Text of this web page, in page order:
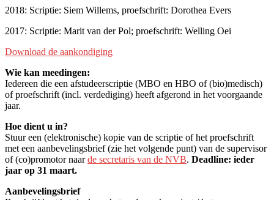
2018: Scriptie: Siem Willems, proefschrift: Dorothea Evers
2017: Scriptie: Marit van der Pol; proefschrift: Welling Oei
Download de aankondiging
Wie kan meedingen:
Iedereen die een afstudeerscriptie (MBO en HBO of (bio)medisch)
of proefschrift (incl. verdediging) heeft afgerond in het voorgaande
jaar.
Hoe dient u in?
Stuur een (elektronische) kopie van de scriptie of het proefschrift
met een aanbevelingsbrief (zie het volgende punt) van de supervisor
of (co)promotor naar de secretaris van de NVB. Deadline: ieder
jaar op 31 maart.
Aanbevelingsbrief